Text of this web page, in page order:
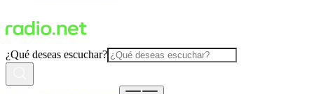
¿Qué deseas escuchar?